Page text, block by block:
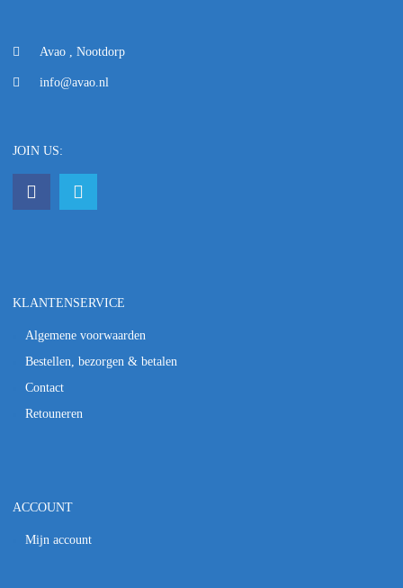
Avao , Nootdorp
info@avao.nl
JOIN US:
KLANTENSERVICE
Algemene voorwaarden
Bestellen, bezorgen & betalen
Contact
Retouneren
ACCOUNT
Mijn account